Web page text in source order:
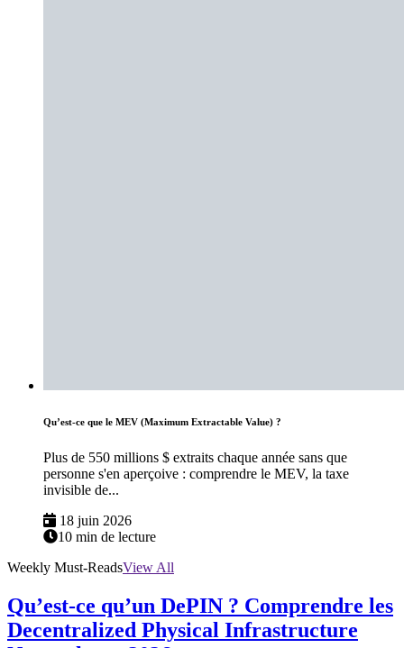
Qu’est-ce que le MEV (Maximum Extractable Value) ?
Plus de 550 millions $ extraits chaque année sans que
personne s'en aperçoive : comprendre le MEV, la taxe
invisible de...
18 juin 2026
10 min de lecture
Weekly Must-ReadsView All
Qu’est-ce qu’un DePIN ? Comprendre les
Decentralized Physical Infrastructure